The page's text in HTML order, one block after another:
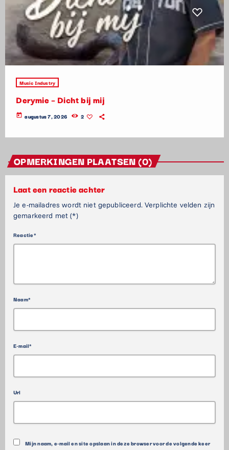
Music Industry
Derymie – Dicht bij mij
today augustus 7, 2026 2
OPMERKINGEN PLAATSEN (0)
Laat een reactie achter
Je e-mailadres wordt niet gepubliceerd. Verplichte velden zijn
gemarkeerd met (*)
Reactie*
Naam*
E-mail*
Url
Mijn naam, e-mail en site opslaan in deze browser voor de volgende keer